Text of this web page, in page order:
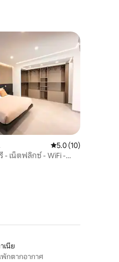
คะแนนเฉลี่ย 5.0 จาก
5.0 (10)
- เน็ตฟลิกซ์ - WiFi -
เนีย
กตากอากาศ